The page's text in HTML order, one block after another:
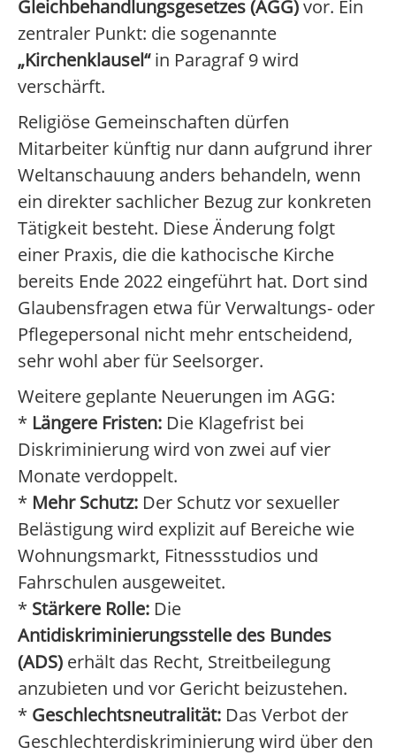
Gleichbehandlungsgesetzes (AGG)vor. Ein
zentraler Punkt: die sogenannte
„Kirchenklausel“in Paragraf 9 wird
verschärft.
Religiöse Gemeinschaften dürfen
Mitarbeiter künftig nur dann aufgrund ihrer
Weltanschauung anders behandeln, wenn
ein direkter sachlicher Bezug zur konkreten
Tätigkeit besteht. Diese Änderung folgt
einer Praxis, die die kathocische Kirche
bereits Ende 2022 eingeführt hat. Dort sind
Glaubensfragen etwa für Verwaltungs- oder
Pflegepersonal nicht mehr entscheidend,
sehr wohl aber für Seelsorger.
Weitere geplante Neuerungen im AGG:
* Längere Fristen: Die Klagefrist bei
Diskriminierung wird von zwei auf vier
Monate verdoppelt.
* Mehr Schutz: Der Schutz vor sexueller
Belästigung wird explizit auf Bereiche wie
Wohnungsmarkt, Fitnessstudios und
Fahrschulen ausgeweitet.
* Stärkere Rolle: Die
Antidiskriminierungsstelle des Bundes
(ADS) erhält das Recht, Streitbeilegung
anzubieten und vor Gericht beizustehen.
* Geschlechtsneutralität: Das Verbot der
Geschlechterdiskriminierung wird über den